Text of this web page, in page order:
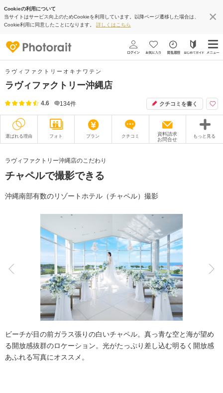
Cookieの利用について
当サイトはサービス向上のためCookieを利用しています。以降ページ遷移した場合は、
Cookie利用に同意したことになります。 詳しくはこちら
ラヴィファクトリーオキナワテン
ラヴィファクトリー沖縄店
4.6 134件 クチコミを書く
選ばれる理由 フォト プラン クチコミ
資料請求
お問合せ
もっと見る
衣装
オプション ブログ
アクセス/TEL スタジオトップ
こだわりポイント
ラヴィファクトリー沖縄店のこだわり
チャペルで撮影できる
沖縄南部有数のリゾートホテル（チャペル）撮影
ビーチが目の前ガラス張りの白いチャペル。真っ青な空と海が望め
る開放感抜群のロケーション。光がたっぷり差し込む明るく開放感
あふれる写真にオススメ。